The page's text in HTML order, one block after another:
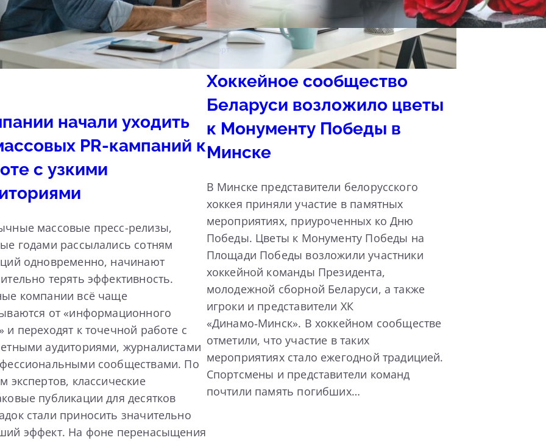
начали уходить
PR-кампаний к
с узкими
массовые пресс-релизы,
годами рассылались сотням
одновременно, начинают
терять эффективность.
компании всё чаще
от «информационного
и переходят к точечной работе с
аудиториями, журналистами
сообществами. По
экспертов, классические
публикации для десятков
стали приносить значительно
эффект. На фоне перенасыщения
Спорт
Хоккейное сообщество
Беларуси возложило цветы
к Монументу Победы в
Минске
В Минске представители белорусского
хоккея приняли участие в памятных
мероприятиях, приуроченных ко Дню
Победы. Цветы к Монументу Победы на
Площади Победы возложили участники
хоккейной команды Президента,
молодежной сборной Беларуси, а также
игроки и представители ХК
«Динамо‑Минск». В хоккейном сообществе
отметили, что участие в таких
мероприятиях стало ежегодной традицией.
Спортсмены и представители команд
почтили память погибших…